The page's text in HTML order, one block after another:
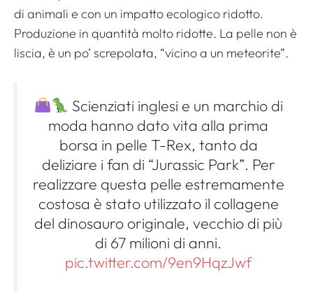
di animali e con un impatto ecologico ridotto.
Produzione in quantità molto ridotte. La pelle non è
liscia, è un po’ screpolata, “vicino a un meteorite”.
Scienziati inglesi e un marchio di
moda hanno dato vita alla prima
borsa in pelle T-Rex, tanto da
deliziare i fan di “Jurassic Park”. Per
realizzare questa pelle estremamente
costosa è stato utilizzato il collagene
del dinosauro originale, vecchio di più
di 67 milioni di anni.
pic.twitter.com/9en9HqzJwf